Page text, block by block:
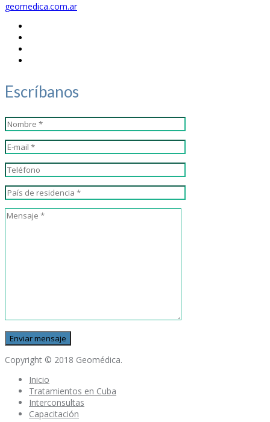
geomedica.com.ar
Escríbanos
Copyright © 2018 Geomédica.
Inicio
Tratamientos en Cuba
Interconsultas
Capacitación